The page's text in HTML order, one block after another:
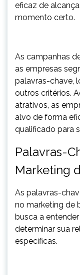
eficaz de
momento certo.
As campanhas
as empresas
palavras-chave,
outros critérios.
atrativos, as
alvo de forma
qualificado para
Palavras-
Marketing
As palavras-
no marketing de
busca a
determinar sua
específicas.